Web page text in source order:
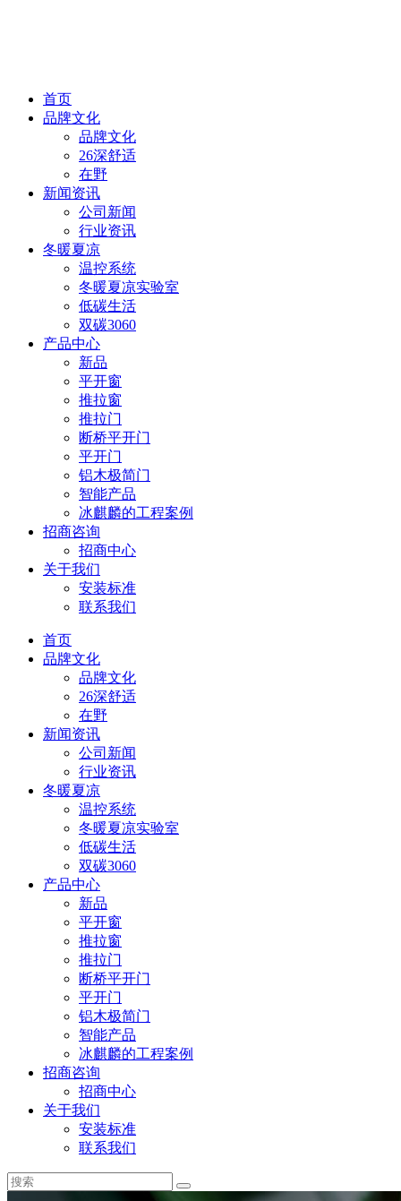
首页
品牌文化
品牌文化
26深舒适
在野
新闻资讯
公司新闻
行业资讯
冬暖夏凉
温控系统
冬暖夏凉实验室
低碳生活
双碳3060
产品中心
新品
平开窗
推拉窗
推拉门
断桥平开门
平开门
铝木极简门
智能产品
冰麒麟的工程案例
招商咨询
招商中心
关于我们
安装标准
联系我们
首页
品牌文化
品牌文化
26深舒适
在野
新闻资讯
公司新闻
行业资讯
冬暖夏凉
温控系统
冬暖夏凉实验室
低碳生活
双碳3060
产品中心
新品
平开窗
推拉窗
推拉门
断桥平开门
平开门
铝木极简门
智能产品
冰麒麟的工程案例
招商咨询
招商中心
关于我们
安装标准
联系我们